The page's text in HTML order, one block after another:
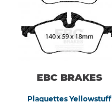
EBC BRAKES
Plaquettes Yellowstuff